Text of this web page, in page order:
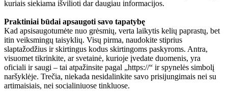
kuriais siekiama išvilioti dar daugiau informacijos.
Praktiniai būdai apsaugoti savo tapatybę
Kad apsisaugotumėte nuo grėsmių, verta laikytis kelių paprastų, bet
itin veiksmingų taisyklių. Visų pirma, naudokite stiprius
slaptažodžius ir skirtingus kodus skirtingoms paskyroms. Antra,
visuomet tikrinkite, ar svetainė, kurioje įvedate duomenis, yra
oficiali ir saugi – tai atpažinsite pagal „https://“ ir spynelės simbolį
naršyklėje. Trečia, niekada nesidalinkite savo prisijungimais nei su
artimaisiais, nei socialiniuose tinkluose.